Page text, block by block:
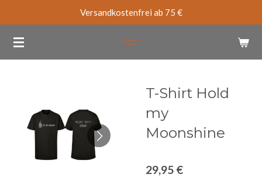
springen
Versandkostenfrei ab 75 €
T-Shirt Hold
my
Moonshine
29,95 €